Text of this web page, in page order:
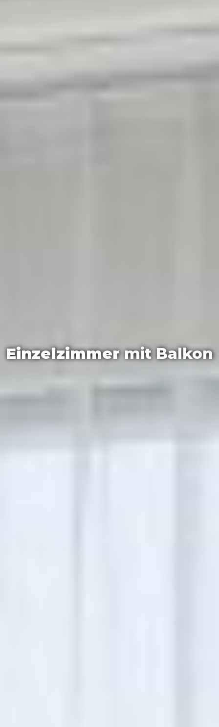
Einzelzimmermit Balkon